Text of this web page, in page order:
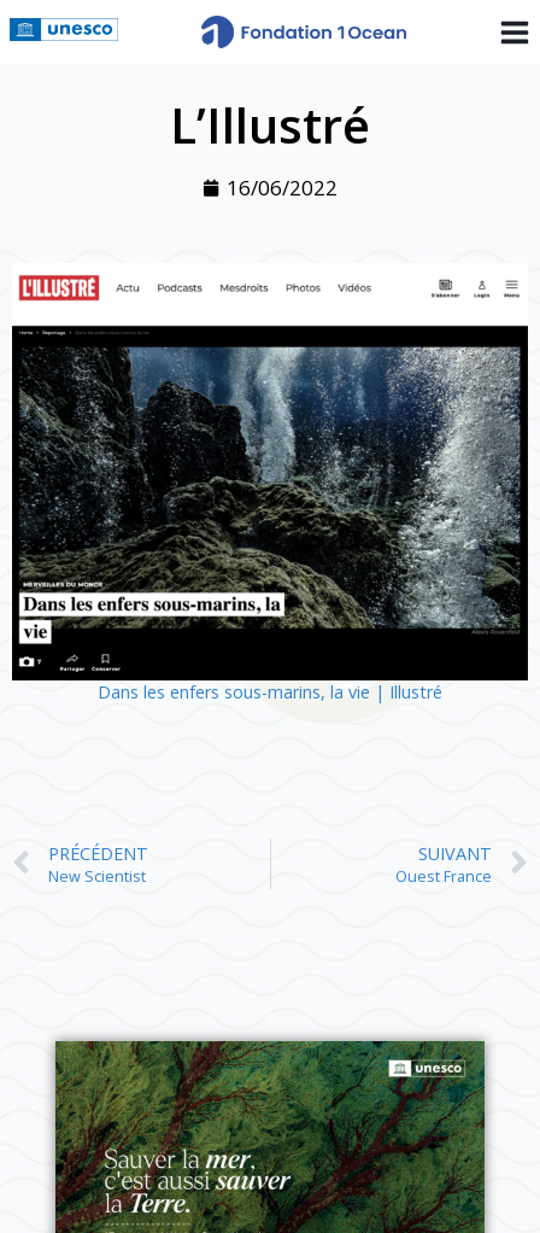
L’Illustré
16/06/2022
Dans les enfers sous-marins, la vie | Illustré
PRÉCÉDENT
New Scientist
SUIVANT
Ouest France